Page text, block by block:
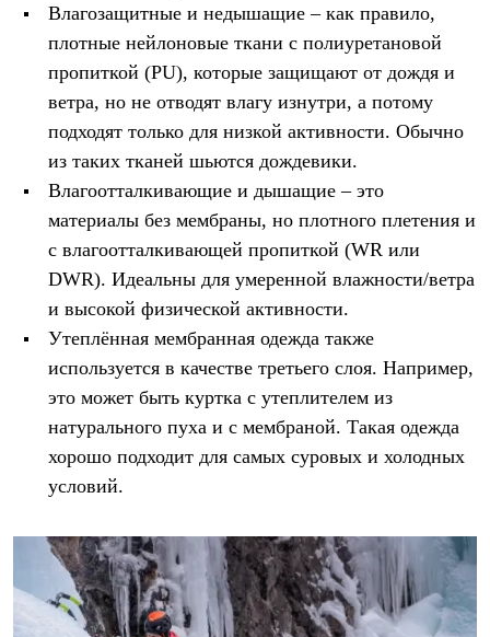
Влагозащитные и недышащие – как правило,
плотные нейлоновые ткани с полиуретановой
пропиткой (PU), которые защищают от дождя и
ветра, но не отводят влагу изнутри, а потому
подходят только для низкой активности. Обычно
из таких тканей шьются дождевики.
Влагоотталкивающие и дышащие – это
материалы без мембраны, но плотного плетения и
с влагоотталкивающей пропиткой (WR или
DWR). Идеальны для умеренной влажности/ветра
и высокой физической активности.
Утеплённая мембранная одежда также
используется в качестве третьего слоя. Например,
это может быть куртка с утеплителем из
натурального пуха и с мембраной. Такая одежда
хорошо подходит для самых суровых и холодных
условий.